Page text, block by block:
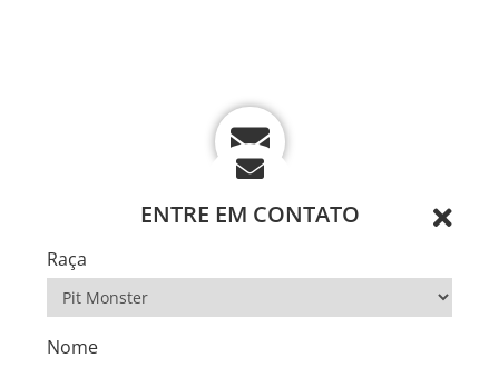
ENTRE EM CONTATO
Raça
Nome